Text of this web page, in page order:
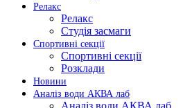
Релакс
Релакс
Студія засмаги
Спортивні секції
Спортивні секції
Розклади
Новини
Аналіз води АКВА лаб​
Аналіз води АКВА лаб​